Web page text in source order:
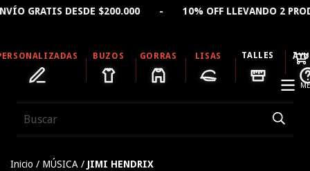
DESDE $200.000 - 10% OFF LLEVANDO 2
BUZOS GORRAS LISAS TALLES
Inicio / MÚSICA / JIMI HENDRIX